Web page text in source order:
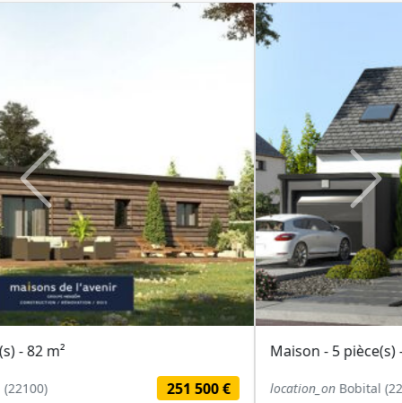
Maison - 5 pièce(s) - 102 m²
location_on Bobital (22100) 235 900 €
Previous Next